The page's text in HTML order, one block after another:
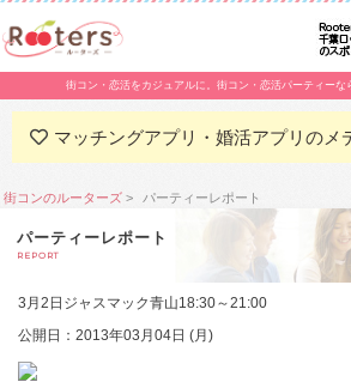
街コン・恋活をカジュアルに。街コン・恋活パーティー
マッチングアプリ・婚活アプリのメ
街コンのルーターズ パーティーレポート
パーティーレポート
REPORT
3月2日ジャスマック青山18:30～21:00
公開日：2013年03月04日 (月)